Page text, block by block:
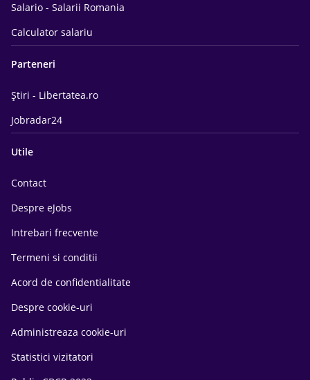
Salario - Salarii Romania
Calculator salariu
Parteneri
Știri - Libertatea.ro
Jobradar24
Utile
Contact
Despre eJobs
Intrebari frecvente
Termeni si conditii
Acord de confidentialitate
Despre cookie-uri
Administreaza cookie-uri
Statistici vizitatori